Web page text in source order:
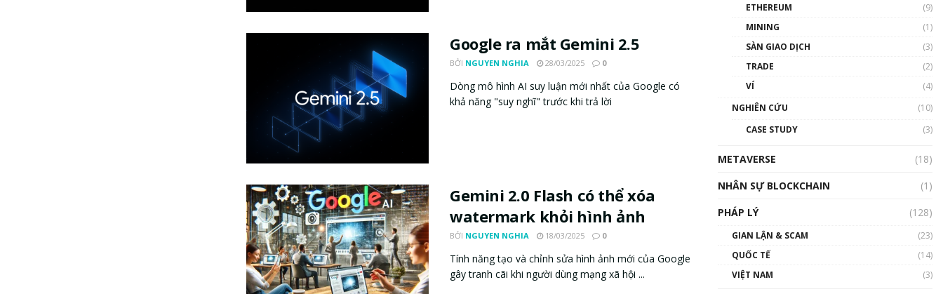
Google ra mắt Gemini 2.5
BỞI NGUYEN NGHIA 28/03/2025 0
Dòng mô hình AI suy luận mới nhất của Google có
khả năng "suy nghĩ" trước khi trả lời
Gemini 2.0 Flash có thể xóa
watermark khỏi hình ảnh
BỞI NGUYEN NGHIA 18/03/2025 0
Tính năng tạo và chỉnh sửa hình ảnh mới của Google
gây tranh cãi khi người dùng mạng xã hội ...
ETHEREUM
(9)
MINING
(1)
SÀN GIAO DỊCH
(3)
TRADE
(2)
VÍ
(4)
NGHIÊN CỨU
(10)
CASE STUDY
(3)
METAVERSE
(18)
NHÂN SỰ BLOCKCHAIN
(1)
PHÁP LÝ
(128)
GIAN LẬN & SCAM
(23)
QUỐC TẾ
(14)
VIỆT NAM
(3)